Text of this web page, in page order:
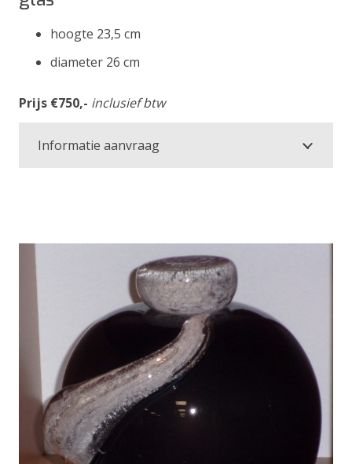
hoogte 23,5 cm
diameter 26 cm
Prijs €750,- inclusief btw
Informatie aanvraag